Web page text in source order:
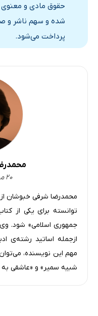
قسمت بیست‌ودو
حقوق مادی و معنوی
شده و سهم ناشر و
پرداخت می‌شود.
۲۰ مهر ۱۳۵۷ - ایرانی
محمدرضا شرفی خبوشان
توانسته برای یکی از
جمهوری اسلامی» شود.
ازجمله اساتید رشته‌ی
مهم این نویسنده،
شبیه سمیر» و «عاشقی